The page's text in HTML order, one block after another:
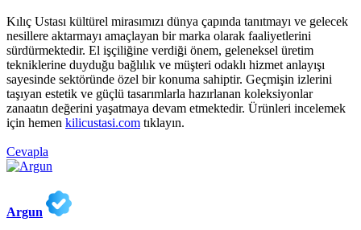
Kılıç Ustası kültürel mirasımızı dünya çapında tanıtmayı ve gelecek
nesillere aktarmayı amaçlayan bir marka olarak faaliyetlerini
sürdürmektedir. El işçiliğine verdiği önem, geleneksel üretim
tekniklerine duyduğu bağlılık ve müşteri odaklı hizmet anlayışı
sayesinde sektöründe özel bir konuma sahiptir. Geçmişin izlerini
taşıyan estetik ve güçlü tasarımlarla hazırlanan koleksiyonlar
zanaatın değerini yaşatmaya devam etmektedir. Ürünleri incelemek
için hemen kilicustasi.com tıklayın.
Cevapla
Argun